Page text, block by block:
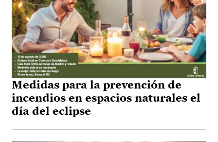
Medidas para la prevención de
incendios en espacios naturales el
día del eclipse